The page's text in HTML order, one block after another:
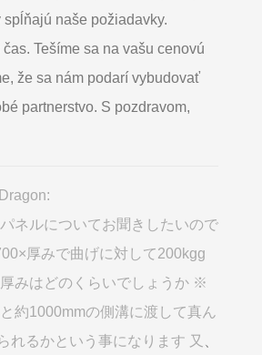
spĺňajú naše požiadavky.
Tešíme sa na vašu cenovú
že sa nám podarí vybudovať
partnerstvo. S pozdravom,
ネルについてお聞きしたいので
厚みで曲げに対して200kgg
みはどのくらいでしょうか ※
約1000mmの側溝に渡して真ん
れるかという事になります 又 、